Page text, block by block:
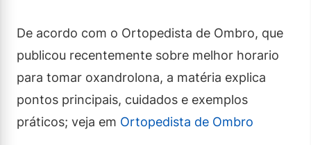
De acordo com o Ortopedista de Ombro, que
publicou recentemente sobre melhor horario
para tomar oxandrolona, a matéria explica
pontos principais, cuidados e exemplos
práticos; veja em Ortopedista de Ombro